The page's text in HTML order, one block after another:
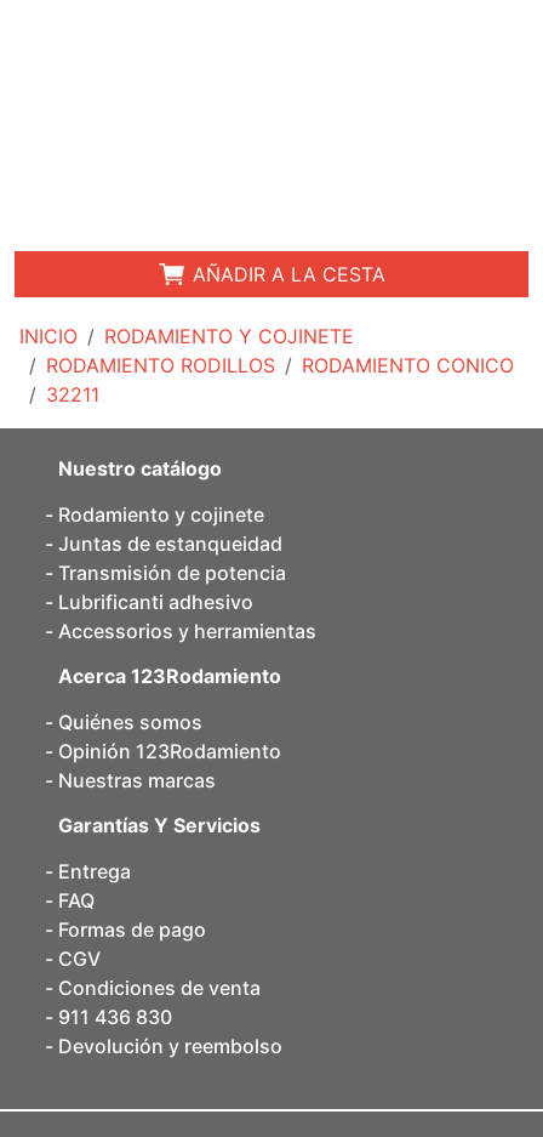
INICIO
RODAMIENTO Y COJINETE
RODAMIENTO RODILLOS
RODAMIENTO CONICO
32211
AÑADIR A LA CESTA
Nuestro catálogo
Rodamiento y cojinete
Juntas de estanqueidad
Transmisión de potencia
Lubrificanti adhesivo
Accessorios y herramientas
Acerca 123Rodamiento
Quiénes somos
Opinión 123Rodamiento
Nuestras marcas
Garantías Y Servicios
Entrega
FAQ
Formas de pago
CGV
Condiciones de venta
911 436 830
Devolución y reembolso